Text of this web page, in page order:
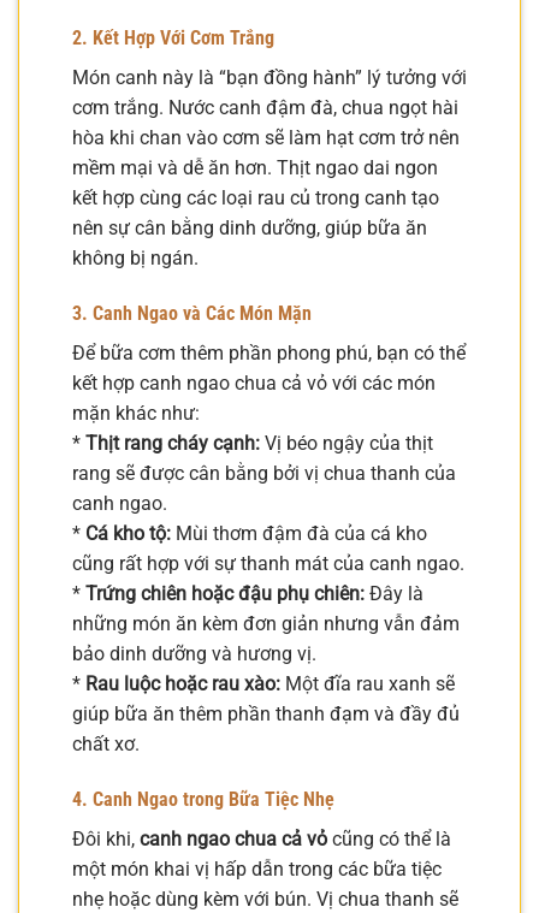
2. Kết Hợp Với Cơm Trắng
Món canh này là “bạn đồng hành” lý tưởng với
cơm trắng. Nước canh đậm đà, chua ngọt hài
hòa khi chan vào cơm sẽ làm hạt cơm trở nên
mềm mại và dễ ăn hơn. Thịt ngao dai ngon
kết hợp cùng các loại rau củ trong canh tạo
nên sự cân bằng dinh dưỡng, giúp bữa ăn
không bị ngán.
3. Canh Ngao và Các Món Mặn
Để bữa cơm thêm phần phong phú, bạn có thể
kết hợp canh ngao chua cả vỏ với các món
mặn khác như:
* Thịt rang cháy cạnh: Vị béo ngậy của thịt
rang sẽ được cân bằng bởi vị chua thanh của
canh ngao.
* Cá kho tộ: Mùi thơm đậm đà của cá kho
cũng rất hợp với sự thanh mát của canh ngao.
* Trứng chiên hoặc đậu phụ chiên: Đây là
những món ăn kèm đơn giản nhưng vẫn đảm
bảo dinh dưỡng và hương vị.
* Rau luộc hoặc rau xào: Một đĩa rau xanh sẽ
giúp bữa ăn thêm phần thanh đạm và đầy đủ
chất xơ.
4. Canh Ngao trong Bữa Tiệc Nhẹ
Đôi khi, canh ngao chua cả vỏ cũng có thể là
một món khai vị hấp dẫn trong các bữa tiệc
nhẹ hoặc dùng kèm với bún. Vị chua thanh sẽ